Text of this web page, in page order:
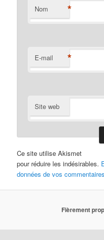
Nom *
E-mail *
Site web
Ce site utilise Akismet
pour réduire les indésirables.
données de vos
Fièrement